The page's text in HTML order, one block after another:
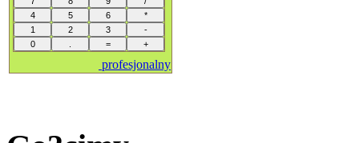
profesjonalny